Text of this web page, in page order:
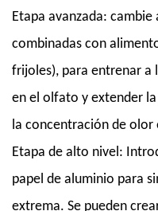
Etapa avanzada: cambie
combinadas con
frijoles), para entrenar a
en el olfato y extender
la concentración de olor
Etapa de alto nivel:
papel de aluminio para
extrema. Se pueden